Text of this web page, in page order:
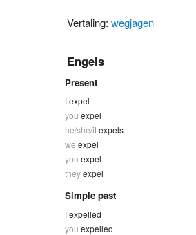
Vertaling: wegjagen
Engels
Present
Iexpel
you expel
he/she/itexpels
we expel
you expel
theyexpel
Simple past
Iexpelled
you expelled